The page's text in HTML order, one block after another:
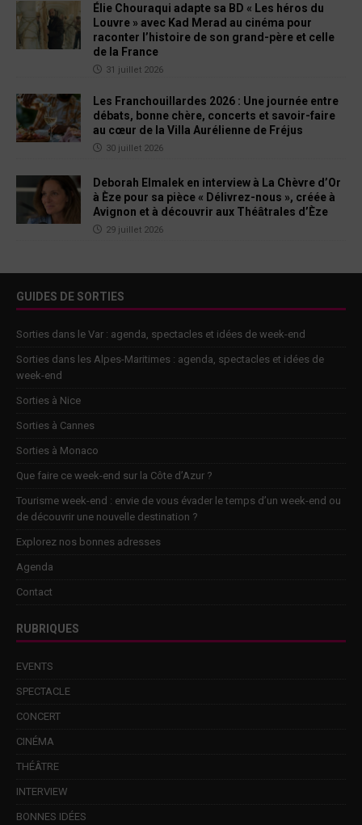
Élie Chouraqui adapte sa BD « Les héros du
Louvre » avec Kad Merad au cinéma pour
raconter l’histoire de son grand-père et celle
de la France
31 juillet 2026
Les Franchouillardes 2026 : Une journée entre
débats, bonne chère, concerts et savoir-faire
au cœur de la Villa Aurélienne de Fréjus
30 juillet 2026
Deborah Elmalek en interview à La Chèvre d’Or
à Èze pour sa pièce « Délivrez-nous », créée à
Avignon et à découvrir aux Théâtrales d’Èze
29 juillet 2026
GUIDES DE SORTIES
Sorties dans le Var : agenda, spectacles et idées de week-end
Sorties dans les Alpes-Maritimes : agenda, spectacles et idées de
week-end
Sorties à Nice
Sorties à Cannes
Sorties à Monaco
Que faire ce week-end sur la Côte d’Azur ?
Tourisme week-end : envie de vous évader le temps d’un week-end ou
de découvrir une nouvelle destination ?
Explorez nos bonnes adresses
Agenda
Contact
RUBRIQUES
EVENTS
SPECTACLE
CONCERT
CINÉMA
THÉÂTRE
INTERVIEW
BONNES IDÉES